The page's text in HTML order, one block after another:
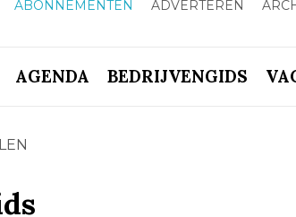
ABONNEMENTEN ADVERTEREN
AGENDA BEDRIJVENGIDS